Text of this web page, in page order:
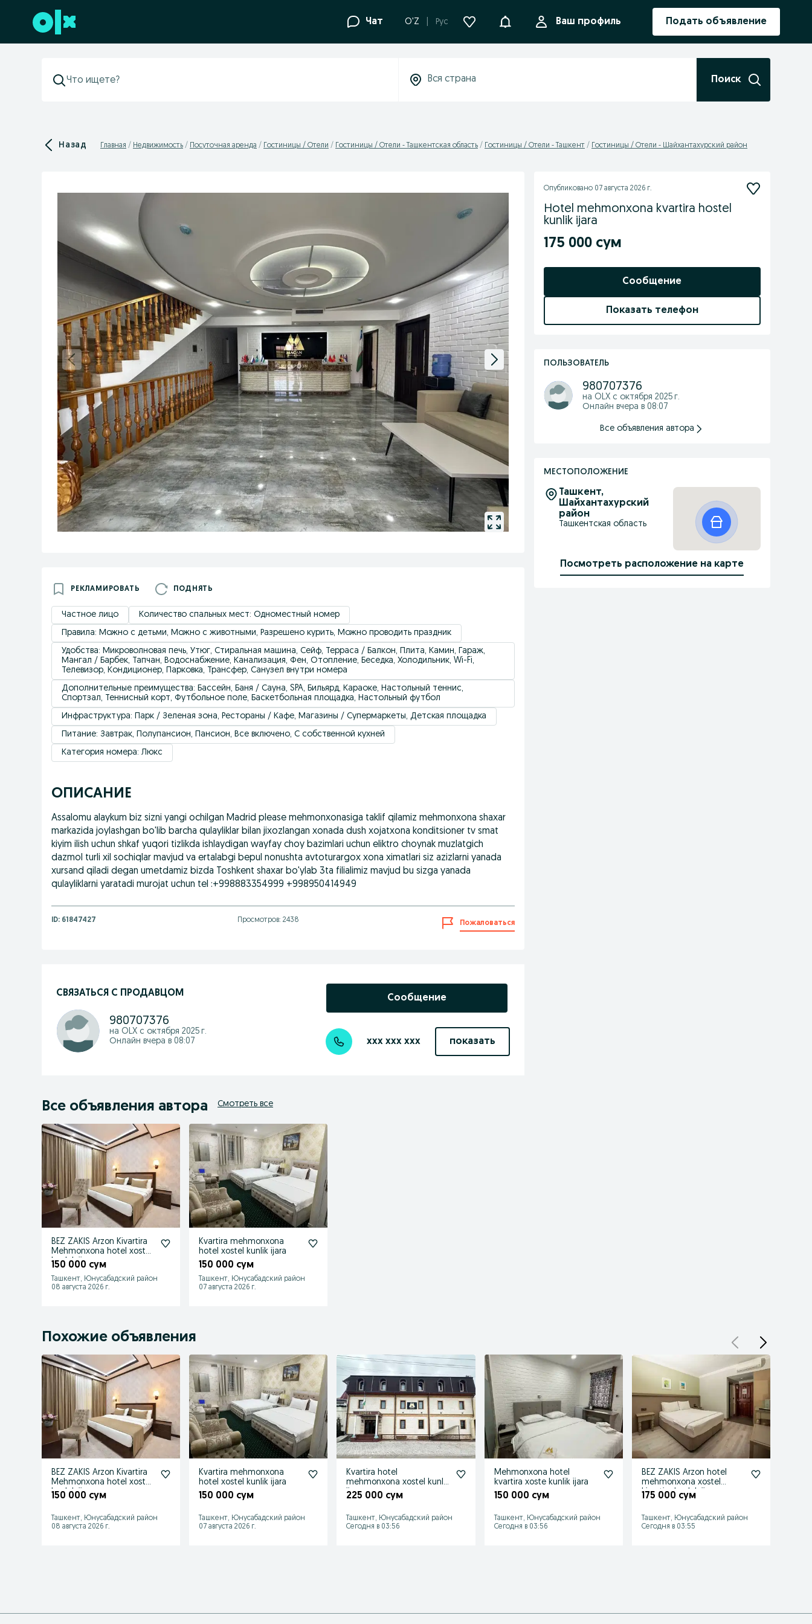
Перейти к нижнему колонтитулу Чат O'Z Рус УведомленияВаш профиль Подать объявление
Поиск
Назад Главная Недвижимость Посуточная аренда Гостиницы / Отели Гостиницы / Отели - Ташкентская область Гостиницы / Отели - Ташкент Гостиницы / Отели - Шайхантахурский район
РЕКЛАМИРОВАТЬ ПОДНЯТЬ
Частное лицо
Количество спальных мест: Одноместный номер
Правила: Можно с детьми, Можно с животными, Разрешено курить, Можно проводить праздник
Удобствa: Микроволновая печь, Утюг, Стиральная машина, Сейф, Терраса / Балкон, Плита, Камин, Гараж,
Мангал / Барбек, Тапчан, Водоснабжение, Канализация, Фен, Отопление, Беседка, Холодильник, Wi-Fi,
Телевизор, Кондиционер, Парковка, Трансфер, Санузел внутри номера
Дополнительные преимущества: Бассейн, Баня / Сауна, SPA, Бильярд, Караоке, Настольный теннис,
Спортзал, Теннисный корт, Футбольное поле, Баскетбольная площадка, Настольный футбол
Инфраструктура: Парк / Зеленая зона, Рестораны / Кафе, Магазины / Супермаркеты, Детская площадка
Питание: Завтрак, Полупансион, Пансион, Все включено, С собственной кухней
Категория номера: Люкс
ОПИСАНИЕ
Assalomu alaykum biz sizni yangi ochilgan Madrid please mehmonxonasiga taklif qilamiz mehmonxona shaxar
markazida joylashgan bo'lib barcha qulayliklar bilan jixozlangan xonada dush xojatxona konditsioner tv smat
kiyim ilish uchun shkaf yuqori tizlikda ishlaydigan wayfay choy bazimlari uchun eliktro choynak muzlatgich
dazmol turli xil sochiqlar mavjud va ertalabgi bepul nonushta avtoturargox xona ximatlari siz azizlarni yanada
xursand qiladi degan umetdamiz bizda Toshkent shaxar bo'ylab 3ta filialimiz mavjud bu sizga yanada
qulayliklarni yaratadi murojat uchun tel :+998883354999 +998950414949
ID: 61847427 Просмотров: 2438 Пожаловаться
СВЯЗАТЬСЯ С ПРОДАВЦОМ
980707376
на OLX с октября 2025 г.
Онлайн вчера в 08:07
Сообщение
xxx xxx xxx показать
Опубликовано 07 августа 2026 г.
Hotel mehmonxona kvartira hostel
kunlik ijara
175 000 сум
Сообщение
Показать телефон
ПОЛЬЗОВАТЕЛЬ
980707376
на OLX с октября 2025 г.
Онлайн вчера в 08:07
Все объявления автора
МЕСТОПОЛОЖЕНИЕ
Ташкент,
Шайхантахурский
район
Ташкентская область
Посмотреть расположение на карте
Все объявления автора Смотреть все
BEZ ZAKIS Arzon Kivartira
Mehmonxona hotel xostel
kunlek ijaraga
150 000 сум
Ташкент, Юнусабадский район
08 августа 2026 г.
Kvartira mehmonxona
hotel xostel kunlik ijara
150 000 сум
Ташкент, Юнусабадский район
07 августа 2026 г.
Похожие объявления
BEZ ZAKIS Arzon Kivartira
Mehmonxona hotel xostel
kunlek ijaraga
150 000 сум
Ташкент, Юнусабадский район
08 августа 2026 г.
Kvartira mehmonxona
hotel xostel kunlik ijara
150 000 сум
Ташкент, Юнусабадский район
07 августа 2026 г.
Kvartira hotel
mehmonxona xostel kunlik
ijara
225 000 сум
Ташкент, Юнусабадский район
Сегодня в 03:56
Mehmonxona hotel
kvartira xoste kunlik ijara
150 000 сум
Ташкент, Юнусабадский район
Сегодня в 03:56
BEZ ZAKIS Arzon hotel
mehmonxona xostel
kivartira kunlek ijaraga
175 000 сум
Ташкент, Юнусабадский район
Сегодня в 03:55